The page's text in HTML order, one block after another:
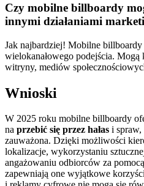
Czy mobilne billboardy
innymi działaniami
Jak najbardziej! Mobilne billboardy
wielokanałowego podejścia.
witryny, mediów
Wnioski
W 2025 roku mobilne billboardy
na przebić się przez hałas i spraw,
zauważona. Dzięki możliwości
lokalizacje, wykorzystaniu
angażowaniu odbiorców za
zapewniają one wyjątkowe